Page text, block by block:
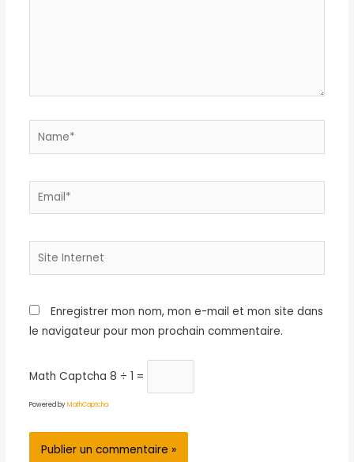
Name*
Email*
Site
Enregistrer mon nom, mon e-mail et mon site dans
le navigateur pour mon prochain commentaire.
Math Captcha 8 ÷ 1 =
Powered byMathCaptcha